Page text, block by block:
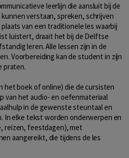
leerlijn die aansluit bij de
verstaan, spreken, schrijven
van een traditionele les waarbij
luistert, draait het bij de Delftse
leren. Alle lessen zijn in de
Voorbereiding kan de student in zijn
praten.
het boek of online) die de cursisten
van het audio- en oefenmateriaal
in de gewenste steuntaal en
In elke tekst worden onderwerpen en
reizen, feestdagen), met
aangereikt, die tijdens de les